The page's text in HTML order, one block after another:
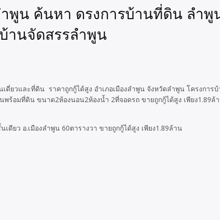
พูน ค้นหา ดรงการบ้านที่ดิน ลำพู
านจัดสรรลำพูน
ดี่ยวและที่ดิน ราคาถูกกู้ได้สูง อำเภอเมืองลำพูน จังหวัดลำพูน โครงกา
ร้อมที่ดิน ขนาด2ห้องนอน2ห้องน้ำ 2ที่จอดรถ ขายถูกกู้ได้สูง เพียง1.89ล้